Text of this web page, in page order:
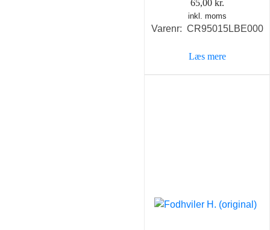
65,00 kr.
inkl. moms
Varenr: CR95015LBE000
Læs mere